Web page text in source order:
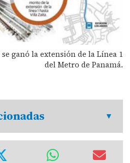
ganó la extensión de la Línea 1
del Metro de Panamá.